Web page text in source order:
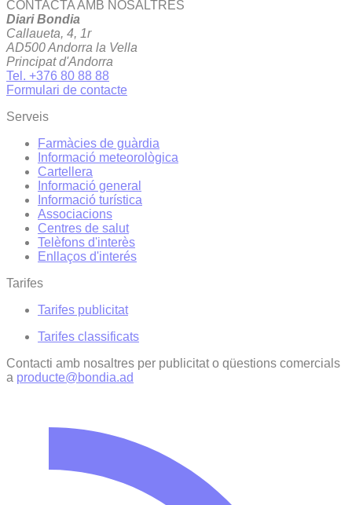
CONTACTA AMB NOSALTRES
Diari Bondia
Callaueta, 4, 1r
AD500 Andorra la Vella
Principat d'Andorra
Tel. +376 80 88 88
Formulari de contacte
Serveis
Farmàcies de guàrdia
Informació meteorològica
Cartellera
Informació general
Informació turística
Associacions
Centres de salut
Telèfons d'interès
Enllaços d'interés
Tarifes
Tarifes publicitat
Tarifes classificats
Contacti amb nosaltres per publicitat o qüestions comercials
a producte@bondia.ad